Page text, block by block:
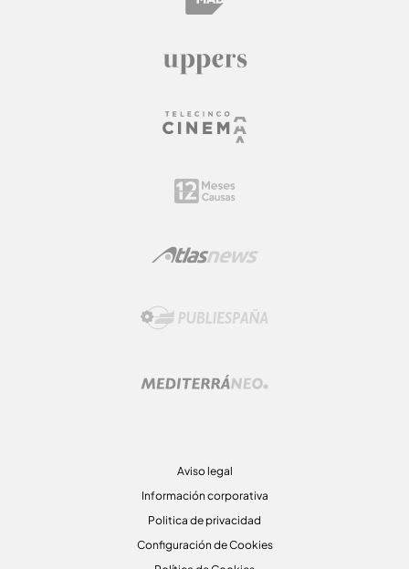
Aviso legal
Información corporativa
Politica de privacidad
Configuración de Cookies